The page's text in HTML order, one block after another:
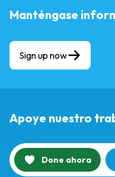
Manténgase
Sign up now
Apoye nuestro
Done ahora